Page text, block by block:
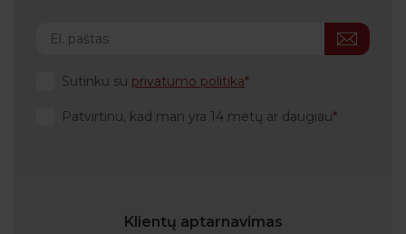
Sutinku su privatumo politika
Patvirtinu, kad man yra 14 metų ar daugiau
Klientų aptarnavimas